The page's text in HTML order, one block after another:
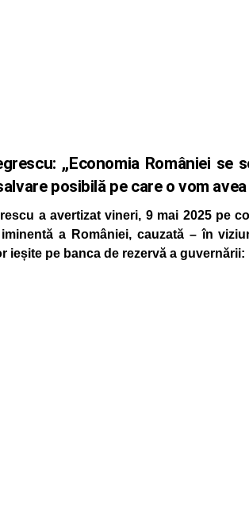
,,Economia României
posibilă pe care o vom avea
a avertizat vineri, 9 mai 2025 pe
a României, cauzată – în
ieșite pe banca de rezervă a